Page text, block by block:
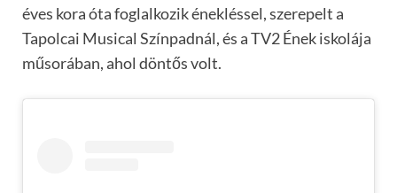
éves kora óta foglalkozik énekléssel, szerepelt a
Tapolcai Musical Színpadnál, és a TV2 Ének iskolája
műsorában, ahol döntős volt.